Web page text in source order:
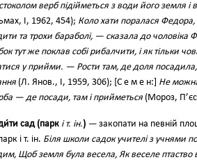
верб підійметься з води його земля і
І, 1962, 454); Коло хати поралася
та трохи бараболі, — сказала до чоловіка
тут же поклав собі рибалчити, і як тільки
у прийми. — Рости там, де доля
(Л. Янов., І, 1959, 306); [С е м е н:] Не можна
— де посади, там і прийметься (Мороз,
сад (парк і т. ін.) — закопати на певній
і т. ін. Біля школи садок учителі з учнями
Щоб земля була весела, Як веселе птаство в